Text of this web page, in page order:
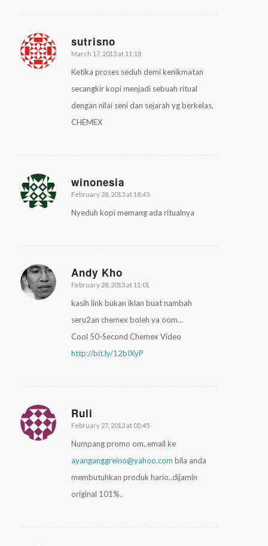
sutrisno
says:
March 17, 2013 at 11:18
Ketika proses seduh demi kenikmatan
secangkir kopi menjadi sebuah ritual
dengan nilai seni dan sejarah yg berkelas,
CHEMEX
winonesia
says:
February 28, 2013 at 18:45
Nyeduh kopi memang ada ritualnya
Andy Kho
says:
February 28, 2013 at 11:01
kasih link bukan iklan buat nambah
seru2an chemex boleh ya oom…
Cool 50-Second Chemex Video
http://bit.ly/12bIXyP
Ruli
says:
February 27, 2013 at 05:45
Numpang promo om..email ke
ayanganggreino@yahoo.com bila anda
membutuhkan produk hario..dijamin
original 101%..